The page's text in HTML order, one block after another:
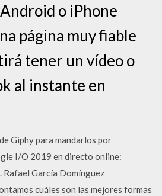
o iPhone
página muy fiable
tener un vídeo o
al instante en
Giphy para mandarlos por
I/O 2019 en directo online:
Rafael García Domínguez
cuáles son las mejores formas